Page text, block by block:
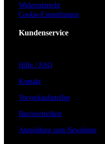
Widerrufsrecht
Cookie-Einstellungen
Kundenservice
Hilfe / FAQ
Kontakt
Vorverkaufsstellen
Barrierefreiheit
Anmeldung zum Newsletter